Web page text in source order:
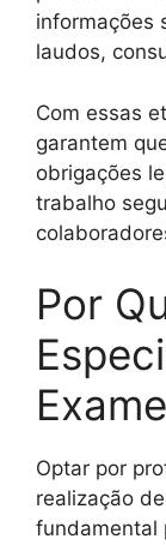
informações
laudos,
Com essas
garantem
obrigações
trabalho
Por
Optar por
realização
fundamental